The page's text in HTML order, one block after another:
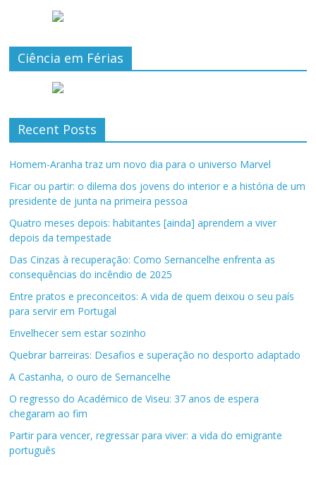
Ciência em Férias
Recent Posts
Homem-Aranha traz um novo dia para o universo Marvel
Ficar ou partir: o dilema dos jovens do interior e a história de um
presidente de junta na primeira pessoa
Quatro meses depois: habitantes [ainda] aprendem a viver
depois da tempestade
Das Cinzas à recuperação: Como Sernancelhe enfrenta as
consequências do incêndio de 2025
Entre pratos e preconceitos: A vida de quem deixou o seu país
para servir em Portugal
Envelhecer sem estar sozinho
Quebrar barreiras: Desafios e superação no desporto adaptado
A Castanha, o ouro de Sernancelhe
O regresso do Académico de Viseu: 37 anos de espera
chegaram ao fim
Partir para vencer, regressar para viver: a vida do emigrante
português